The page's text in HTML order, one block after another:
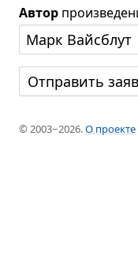
Автор
© 2003−2026.О проекте